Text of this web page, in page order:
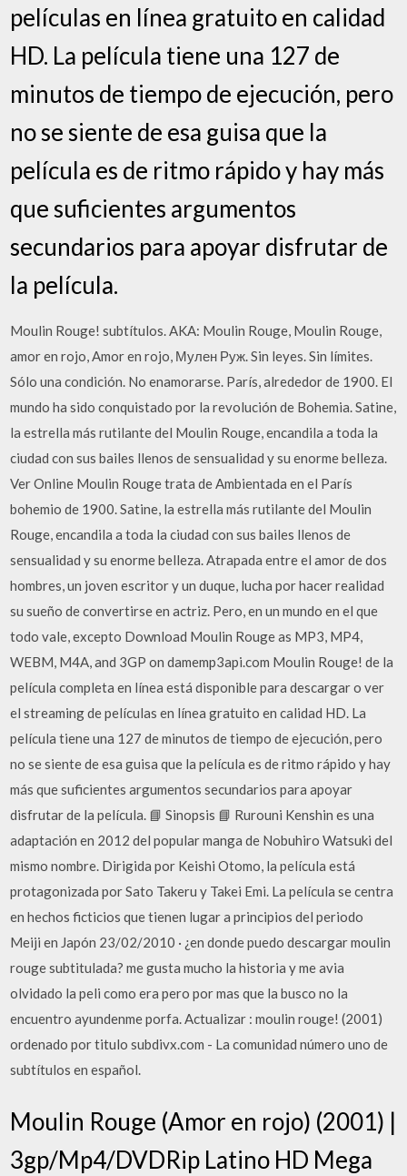
películas en línea gratuito en calidad
HD. La película tiene una 127 de
minutos de tiempo de ejecución, pero
no se siente de esa guisa que la
película es de ritmo rápido y hay más
que suficientes argumentos
secundarios para apoyar disfrutar de
la película.
Moulin Rouge! subtítulos. AKA: Moulin Rouge, Moulin Rouge,
amor en rojo, Amor en rojo, Мулен Руж. Sin leyes. Sin límites.
Sólo una condición. No enamorarse. París, alrededor de 1900. El
mundo ha sido conquistado por la revolución de Bohemia. Satine,
la estrella más rutilante del Moulin Rouge, encandila a toda la
ciudad con sus bailes llenos de sensualidad y su enorme belleza.
Ver Online Moulin Rouge trata de Ambientada en el París
bohemio de 1900. Satine, la estrella más rutilante del Moulin
Rouge, encandila a toda la ciudad con sus bailes llenos de
sensualidad y su enorme belleza. Atrapada entre el amor de dos
hombres, un joven escritor y un duque, lucha por hacer realidad
su sueño de convertirse en actriz. Pero, en un mundo en el que
todo vale, excepto Download Moulin Rouge as MP3, MP4,
WEBM, M4A, and 3GP on damemp3api.com Moulin Rouge! de la
película completa en línea está disponible para descargar o ver
el streaming de películas en línea gratuito en calidad HD. La
película tiene una 127 de minutos de tiempo de ejecución, pero
no se siente de esa guisa que la película es de ritmo rápido y hay
más que suficientes argumentos secundarios para apoyar
disfrutar de la película. 📘 Sinopsis 📘 Rurouni Kenshin es una
adaptación en 2012 del popular manga de Nobuhiro Watsuki del
mismo nombre. Dirigida por Keishi Otomo, la película está
protagonizada por Sato Takeru y Takei Emi. La película se centra
en hechos ficticios que tienen lugar a principios del periodo
Meiji en Japón 23/02/2010 · ¿en donde puedo descargar moulin
rouge subtitulada? me gusta mucho la historia y me avia
olvidado la peli como era pero por mas que la busco no la
encuentro ayundenme porfa. Actualizar : moulin rouge! (2001)
ordenado por titulo subdivx.com - La comunidad número uno de
subtítulos en español.
Moulin Rouge (Amor en rojo) (2001) |
3gp/Mp4/DVDRip Latino HD Mega